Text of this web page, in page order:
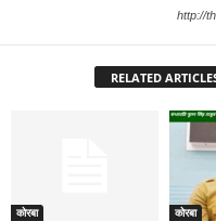
http://
RELATED
कोरबा कोरबा